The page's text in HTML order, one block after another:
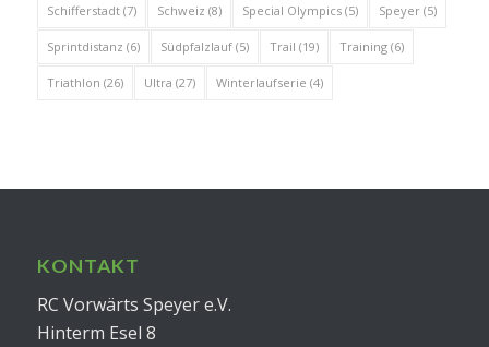
Schifferstadt(7) Schweiz (8) Special Olympics(5) Speyer(5)
Sprintdistanz (6) Südpfalzlauf(5) Trail (19) Training(6)
Triathlon (26) Ultra (27) Winterlaufserie (4)
KONTAKT
RC Vorwärts Speyer e.V.
Hinterm Esel 8